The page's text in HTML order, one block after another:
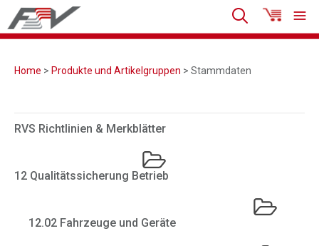
Home > Produkte und Artikelgruppen > Stammdaten
RVS Richtlinien & Merkblätter
12 Qualitätssicherung Betrieb
12.02 Fahrzeuge und Geräte